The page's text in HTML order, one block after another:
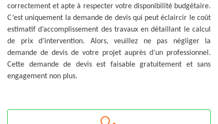
correctement et apte à respecter votre disponibilité budgétaire.
C’est uniquement la demande de devis qui peut éclaircir le coût
estimatif d’accomplissement des travaux en détaillant le calcul
de prix d’intervention. Alors, veuillez ne pas négliger la
demande de devis de votre projet auprès d’un professionnel.
Cette demande de devis est faisable gratuitement et sans
engagement non plus.